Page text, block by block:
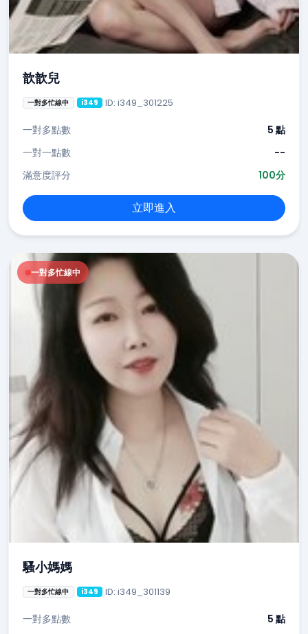
歆歆兒
一對多忙線中 i349 ID: i349_301225
一對多點數
5 點
一對一點數
--
滿意度評分
100分
立即進入
一對多忙線中
騷小媽媽
一對多忙線中 i349 ID: i349_301139
一對多點數 5 點